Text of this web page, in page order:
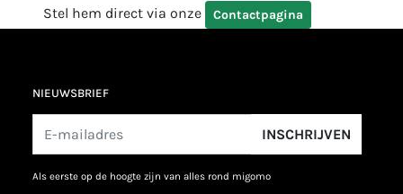
Stel hem direct via onze
Contactpagina
NIEUWSBRIEF
INSCHRIJVEN
als eerste op de hoogte zijn van alles rond migomo